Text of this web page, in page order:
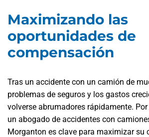
Maximizando las
oportunidades de
compensación
Tras un accidente con un camión de
problemas de seguros y los gastos
volverse abrumadores rápidamente.
un abogado de accidentes con
Morganton es clave para maximizar su